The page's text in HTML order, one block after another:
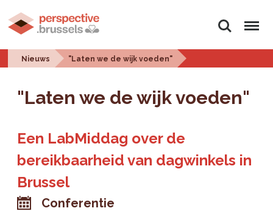
Zoeken Menu
Nieuws "Laten we de wijk voeden"
"Laten we de wijk voeden"
Een LabMiddag over de
bereikbaarheid van dagwinkels in
Brussel
Conferentie